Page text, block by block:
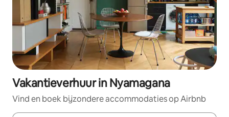
Vakantieverhuur in Nyamagana
Vind en boek bijzondere accommodaties op Airbnb